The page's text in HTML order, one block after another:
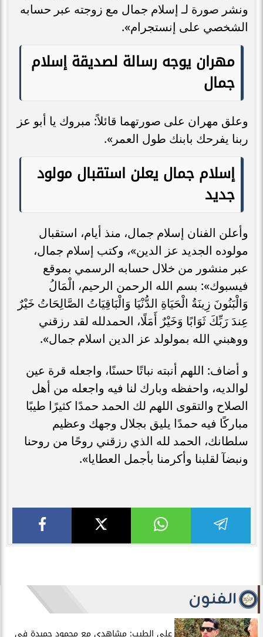
ونشر صورة لـ إسلام جمال مع زوجته عبر حسابه
الشخصي على إنستجرام».
مهران يوجه رسالة لصديقة إسلام
جمال
وعلق مهران على صورتهما قائلاً: مبروك يا أبو عز
ربنا يفرحك بابنك طول العمر».
إسلام جمال يعلن استقبال مولود
جديد
وأعلن الفنان إسلام جمال، منذ أيام، استقبال
مولوده الجديد عز الدين»، وكتب إسلام جمال،
عبر منشور من خلال حسابه الرسمي بموقع
فيسبوك»: ‎بسم الله الرحمن الرحيم، الْمَالُ
وَالْبَنُونَ زِينَةُ الْحَيَاةِ الدُّنْيَا وَالْبَاقِيَاتُ الصَّالِحَاتُ خَيْرٌ
عِندَ رَبِّكَ ثَوَابًا وَخَيْرٌ أَمَلًا، الحمدلله لقد رزقني
ووهبني الله بمولولد عز الدين اسلام جمال».
و أضاف: ‎اللهم أنبته نباتًا حسنًا، واجعله قرة عين
لوالديه، واحفظه وبارك لنا فيه واجعله من أهل
الصلاح والتقوى اللهم لك الحمد حمدًا كثيرًا طيبًا
مباركًا فيه حمدًا يليق بجلال وجهك وعظيم
سلطانك، الحمد لله الذي رزقني روحًا من روحنا
ونبضآ لقلبنا وأكرمنا بأجمل العطايا».
الفنون
علي الطيب: مشاهدي مع محمود حميدة في